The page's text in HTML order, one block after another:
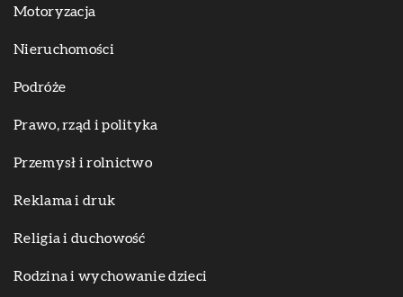
Motoryzacja
Nieruchomości
Podróże
Prawo, rząd i polityka
Przemysł i rolnictwo
Reklama i druk
Religia i duchowość
Rodzina i wychowanie dzieci